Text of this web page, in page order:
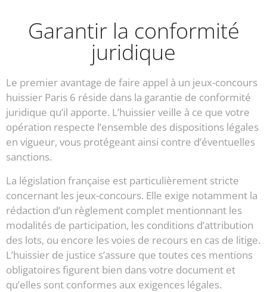
Garantir la conformité
juridique
Le premier avantage de faire appel à un jeux-concours
huissier Paris 6 réside dans la garantie de conformité
juridique qu’il apporte. L’huissier veille à ce que votre
opération respecte l’ensemble des dispositions légales
en vigueur, vous protégeant ainsi contre d’éventuelles
sanctions.
La législation française est particulièrement stricte
concernant les jeux-concours. Elle exige notamment la
rédaction d’un règlement complet mentionnant les
modalités de participation, les conditions d’attribution
des lots, ou encore les voies de recours en cas de litige.
L’huissier de justice s’assure que toutes ces mentions
obligatoires figurent bien dans votre document et
qu’elles sont conformes aux exigences légales.